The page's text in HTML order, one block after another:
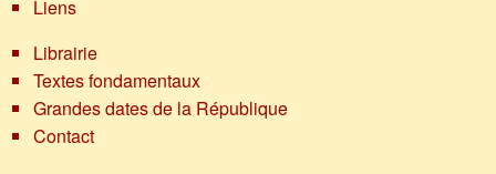
Liens
Librairie
Textes fondamentaux
Grandes dates de la République
Contact